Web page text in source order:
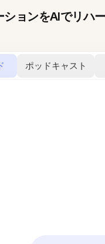
ションをAIでリハー
ポッドキャスト